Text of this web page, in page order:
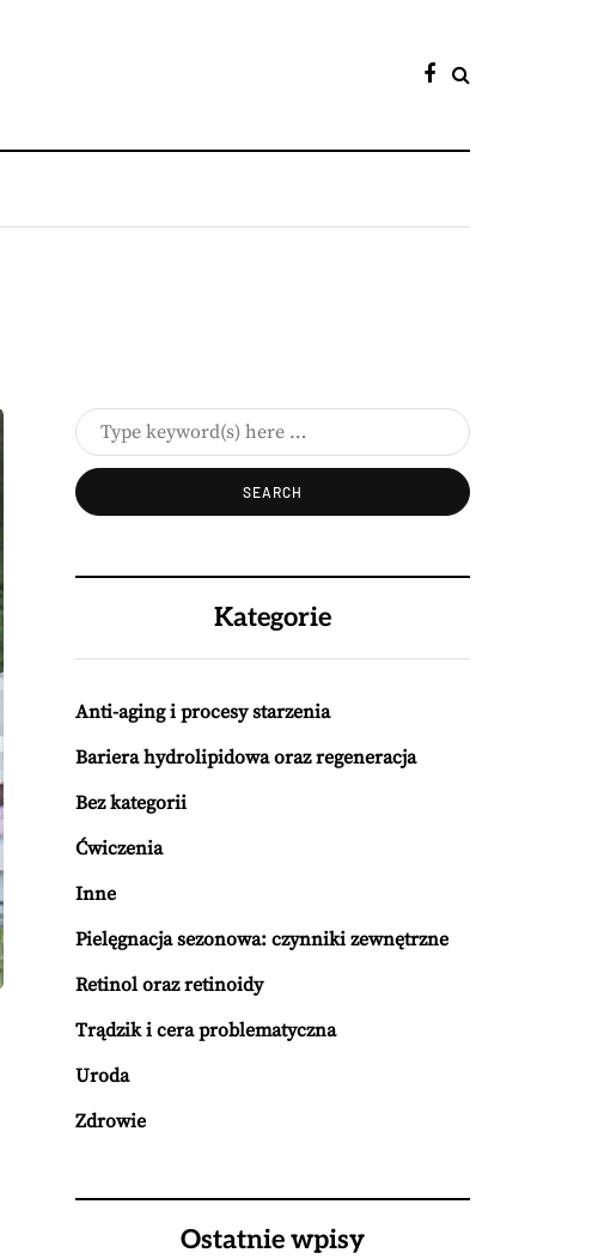
Kategorie
Anti-aging i procesy starzenia
Bariera hydrolipidowa oraz regeneracja
Bez kategorii
Ćwiczenia
Inne
Pielęgnacja sezonowa: czynniki zewnętrzne
Retinol oraz retinoidy
Trądzik i cera problematyczna
Uroda
Zdrowie
Ostatnie wpisy